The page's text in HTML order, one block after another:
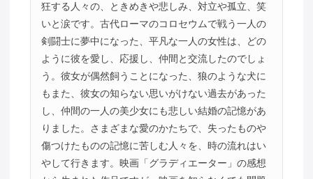
狂する人々の、ときめきや悲しみ、対立や孤立、笑
いと涙です。古代ローマのコロセウムで戦う一人の
剣闘士に夢中になった、平凡な一人の女性は、どの
ように彼を愛し、応援し、仲間と交流したのでしょ
う。彼女が偶然飼うことになった、狼のような犬に
もまた、彼女の知らない思いがけない過去があった
し、仲間の一人の美少女にも悲しい結婚の記憶があ
りました。さまざまな愛のかたちで、失ったものや
傷つけたものの記憶に苦しむ人々を、時の流れはい
やして行きます。映画「グラディエーター」の感想